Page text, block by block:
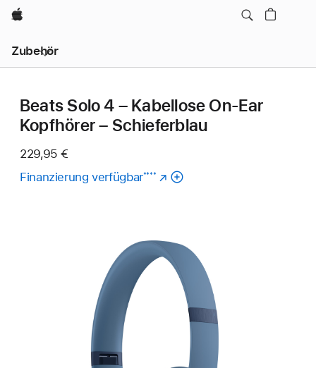
Apple
Zubehör
Navigation
–
öffnenBeats Solo 4 – Kabellose On‑Ear
Kopfhörer – Schieferblau
229,95 €
Finanzierung verfügbar**** (Öffnet